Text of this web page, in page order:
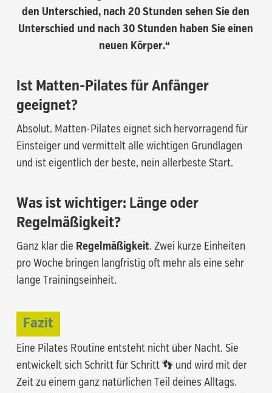
den Unterschied, nach 20 Stunden sehen Sie den
Unterschied und nach 30 Stunden haben Sie einen
neuen Körper.“
Ist Matten-Pilates für Anfänger
geeignet?
Absolut. Matten-Pilates eignet sich hervorragend für
Einsteiger und vermittelt alle wichtigen Grundlagen
und ist eigentlich der beste, nein allerbeste Start.
Was ist wichtiger: Länge oder
Regelmäßigkeit?
Ganz klar die Regelmäßigkeit. Zwei kurze Einheiten
pro Woche bringen langfristig oft mehr als eine sehr
lange Trainingseinheit.
Fazit
Eine Pilates Routine entsteht nicht über Nacht. Sie
entwickelt sich Schritt für Schritt 👣 und wird mit der
Zeit zu einem ganz natürlichen Teil deines Alltags.